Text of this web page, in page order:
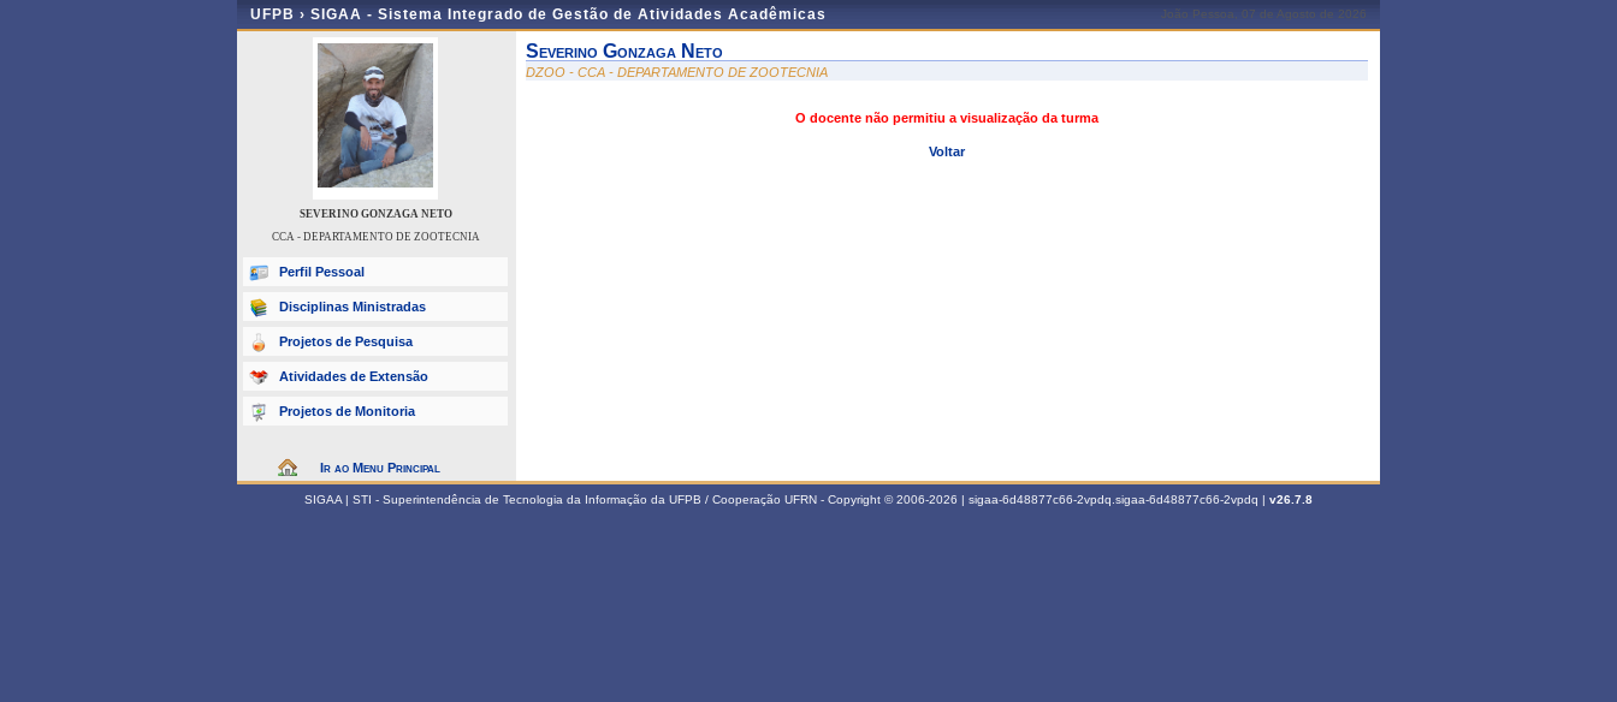
UFPB › SIGAA - Sistema Integrado de Gestão de Atividades Acadêmicas João Pessoa, 07 de Agosto de 2026
SEVERINO GONZAGA NETO
CCA - DEPARTAMENTO DE ZOOTECNIA
Perfil Pessoal
Disciplinas Ministradas
Projetos de Pesquisa
Atividades de Extensão
Projetos de Monitoria
Ir ao Menu Principal
Severino Gonzaga Neto
DZOO - CCA - DEPARTAMENTO DE ZOOTECNIA
O docente não permitiu a visualização da turma
Voltar
SIGAA | STI - Superintendência de Tecnologia da Informação da UFPB / Cooperação UFRN - Copyright © 2006-2026 | sigaa-6d48877c66-2vpdq.sigaa-6d48877c66-2vpdq | v26.7.8